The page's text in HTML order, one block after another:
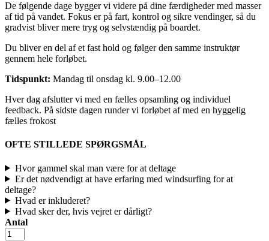
De følgende dage bygger vi videre på dine færdigheder med masser
af tid på vandet. Fokus er på fart, kontrol og sikre vendinger, så du
gradvist bliver mere tryg og selvstændig på boardet.
Du bliver en del af et fast hold og følger den samme instruktør
gennem hele forløbet.
Tidspunkt: Mandag til onsdag kl. 9.00–12.00
Hver dag afslutter vi med en fælles opsamling og individuel
feedback. På sidste dagen runder vi forløbet af med en hyggelig
fælles frokost
OFTE STILLEDE SPØRGSMÅL
Hvor gammel skal man være for at deltage
Er det nødvendigt at have erfaring med windsurfing for at
deltage?
Hvad er inkluderet?
Hvad sker der, hvis vejret er dårligt?
Antal
3